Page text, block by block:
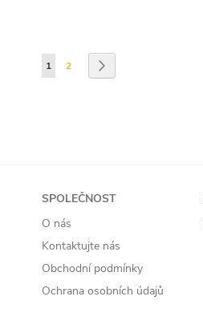
Stránka
Právě si prohlížíte stránku
1 Stránka
2
SPOLEČNOST
O nás
Kontaktujte nás
Obchodní podmínky
Ochrana osobních údajů